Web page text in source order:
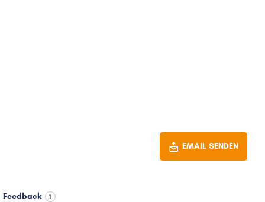
EMAIL SENDEN
Feedback 1